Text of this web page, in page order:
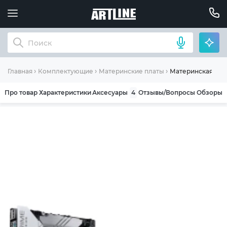
Главная Комплектующие Материнские платы Материнская
Про товар ХарактеристикиАксесуары 4 Отзывы/Вопросы Обзоры